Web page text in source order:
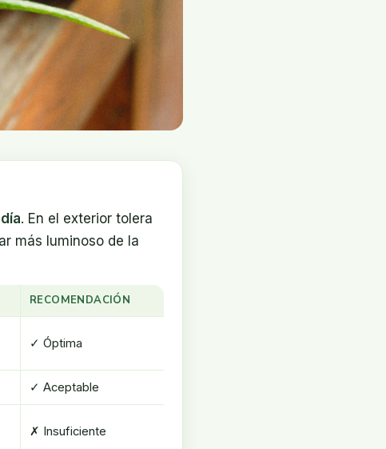
. En el exterior tolera
más luminoso de la
RECOMENDACIÓN
✓ Óptima
✓ Aceptable
✗ Insuficiente